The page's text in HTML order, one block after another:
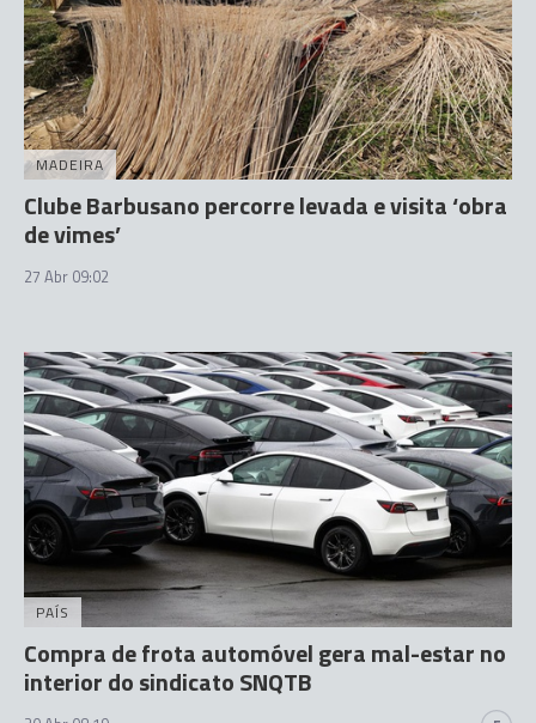
MADEIRA
Clube Barbusano percorre levada e visita ‘obra
de vimes’
27 Abr 09:02
PAÍS
Compra de frota automóvel gera mal-estar no
interior do sindicato SNQTB